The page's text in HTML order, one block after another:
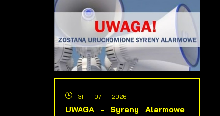
31 - 07 - 2026
UWAGA - Syreny Alarmowe